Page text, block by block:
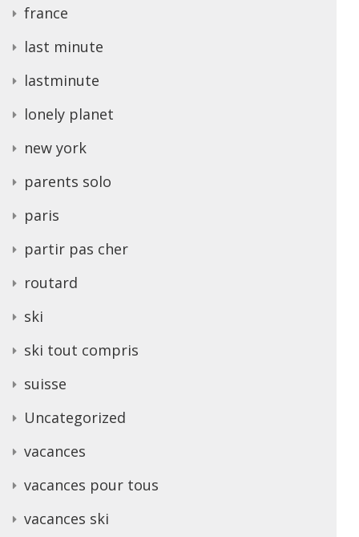
france
last minute
lastminute
lonely planet
new york
parents solo
paris
partir pas cher
routard
ski
ski tout compris
suisse
Uncategorized
vacances
vacances pour tous
vacances ski